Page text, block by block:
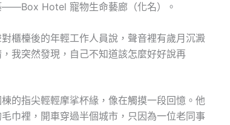
——Box Hotel 寵物生命藝廊（化名）。
櫃檯後的年輕工作人員說，聲音裡有歲月沉澱
我突然發現，自己不知道該怎麼好好說再
的指尖輕輕摩挲杯緣，像在觸摸一段回憶。他
巾裡，開車穿過半個城市，只因為一位老同事